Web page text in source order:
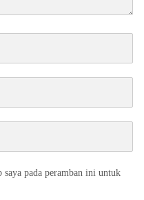
saya pada peramban ini untuk